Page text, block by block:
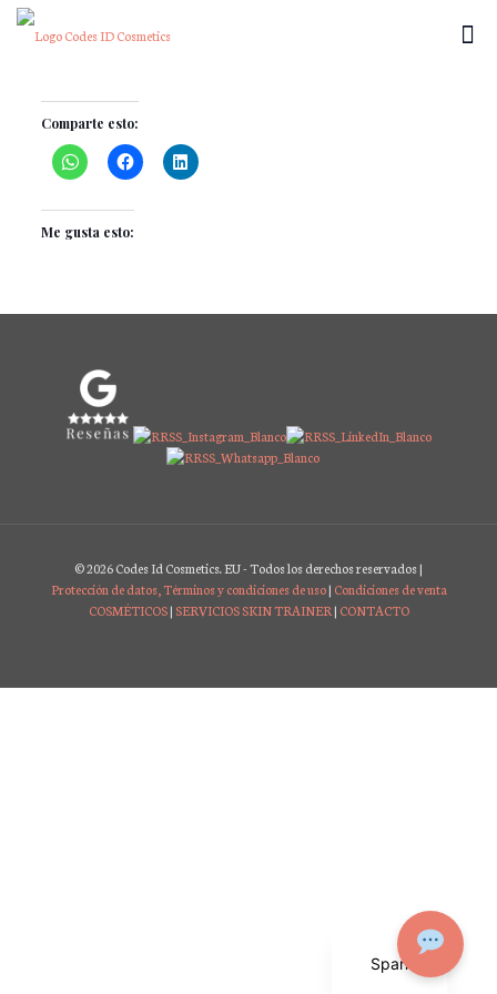
Comparte esto:
Me gusta esto:
© 2026 Codes Id Cosmetics. EU - Todos los derechos reservados |
Protección de datos, Términos y condiciones de uso| Condiciones de venta
COSMÉTICOS| SERVICIOS SKIN TRAINER | CONTACTO
Spanish
English